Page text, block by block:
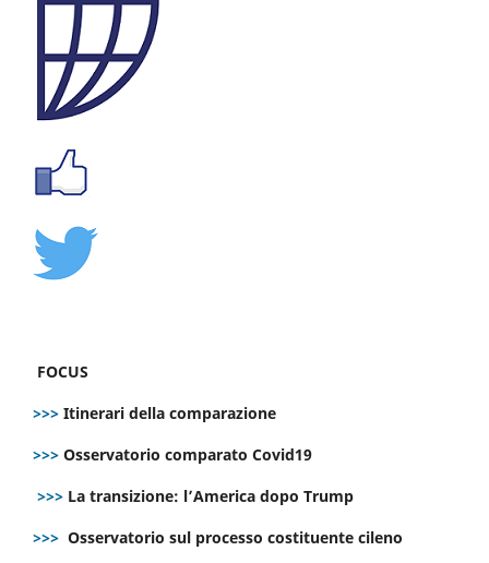
FOCUS
>>> Itinerari della comparazione
>>> Osservatorio comparato Covid19
>>> La transizione: l’America dopo Trump
>>> Osservatorio sul processo costituente cileno